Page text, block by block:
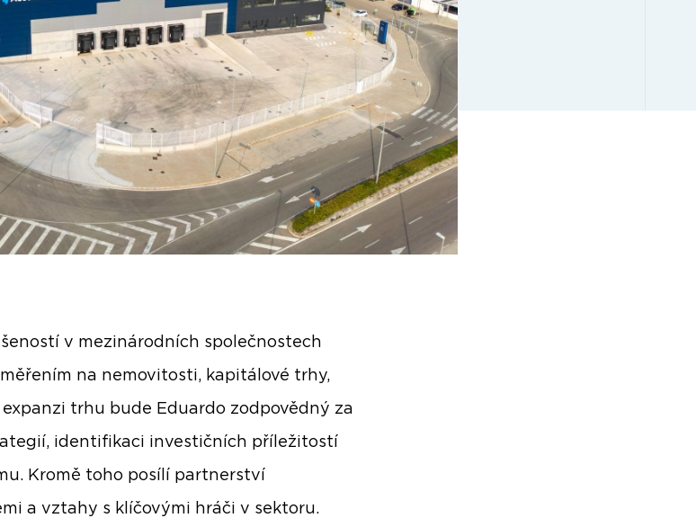
v mezinárodních společnostech
na nemovitosti, kapitálové trhy,
trhu bude Eduardo zodpovědný za
identifikaci investičních příležitostí
Kromě toho posílí partnerství
a vztahy s klíčovými hráči v sektoru.